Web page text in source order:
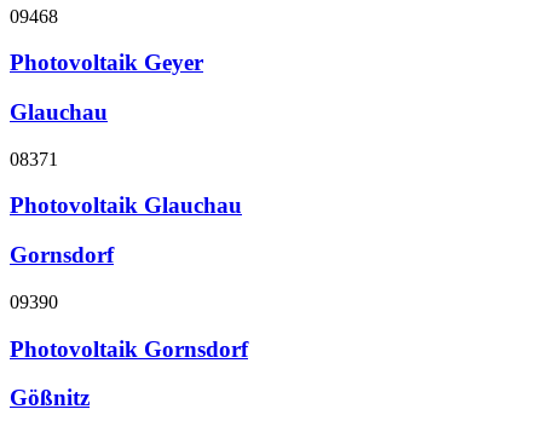
09468
Photovoltaik Geyer
Glauchau
08371
Photovoltaik Glauchau
Gornsdorf
09390
Photovoltaik Gornsdorf
Gößnitz